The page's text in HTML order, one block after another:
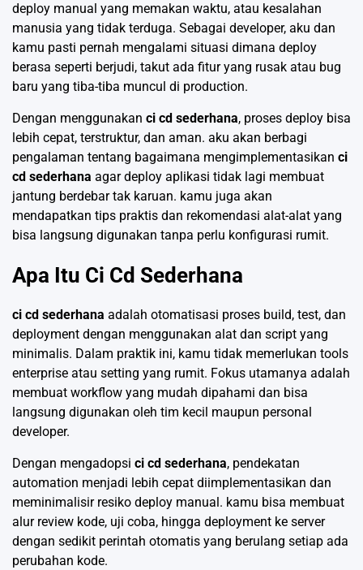
deploy manual yang memakan waktu, atau kesalahan
manusia yang tidak terduga. Sebagai developer, aku dan
kamu pasti pernah mengalami situasi dimana deploy
berasa seperti berjudi, takut ada fitur yang rusak atau bug
baru yang tiba-tiba muncul di production.
Dengan menggunakan ci cd sederhana, proses deploy bisa
lebih cepat, terstruktur, dan aman. aku akan berbagi
pengalaman tentang bagaimana mengimplementasikan ci
cd sederhana agar deploy aplikasi tidak lagi membuat
jantung berdebar tak karuan. kamu juga akan
mendapatkan tips praktis dan rekomendasi alat-alat yang
bisa langsung digunakan tanpa perlu konfigurasi rumit.
Apa Itu Ci Cd Sederhana
ci cd sederhana adalah otomatisasi proses build, test, dan
deployment dengan menggunakan alat dan script yang
minimalis. Dalam praktik ini, kamu tidak memerlukan tools
enterprise atau setting yang rumit. Fokus utamanya adalah
membuat workflow yang mudah dipahami dan bisa
langsung digunakan oleh tim kecil maupun personal
developer.
Dengan mengadopsi ci cd sederhana, pendekatan
automation menjadi lebih cepat diimplementasikan dan
meminimalisir resiko deploy manual. kamu bisa membuat
alur review kode, uji coba, hingga deployment ke server
dengan sedikit perintah otomatis yang berulang setiap ada
perubahan kode.